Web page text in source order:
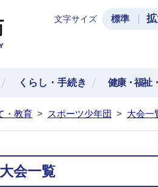
土浦市
文字サイズ 標準
くらし・手続き 健康・福祉
・教育 > スポーツ少年団 > 大会一
会一覧